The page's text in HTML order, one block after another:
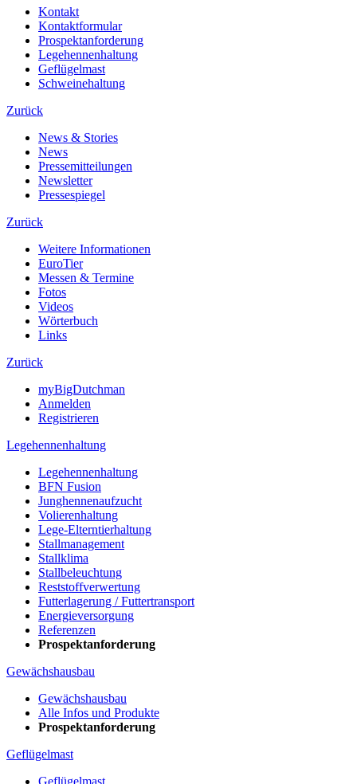
Kontakt
Kontaktformular
Prospektanforderung
Legehennenhaltung
Geflügelmast
Schweinehaltung
Zurück
News & Stories
News
Pressemitteilungen
Newsletter
Pressespiegel
Zurück
Weitere Informationen
EuroTier
Messen & Termine
Fotos
Videos
Wörterbuch
Links
Zurück
myBigDutchman
Anmelden
Registrieren
Legehennenhaltung
Legehennenhaltung
BFN Fusion
Junghennenaufzucht
Volierenhaltung
Lege-Elterntierhaltung
Stallmanagement
Stallklima
Stallbeleuchtung
Reststoffverwertung
Futterlagerung / Futtertransport
Energieversorgung
Referenzen
Prospektanforderung
Gewächshausbau
Gewächshausbau
Alle Infos und Produkte
Prospektanforderung
Geflügelmast
Geflügelmast